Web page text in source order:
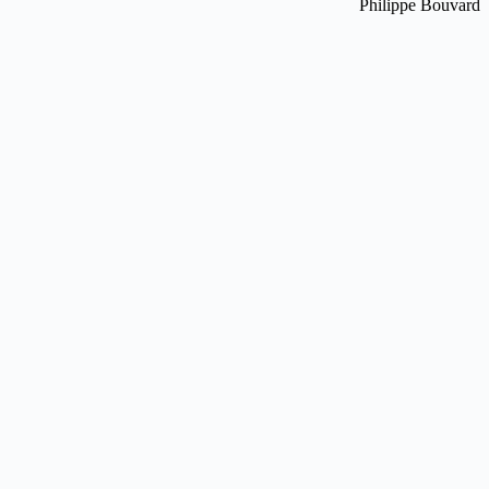
Philippe Bouvard